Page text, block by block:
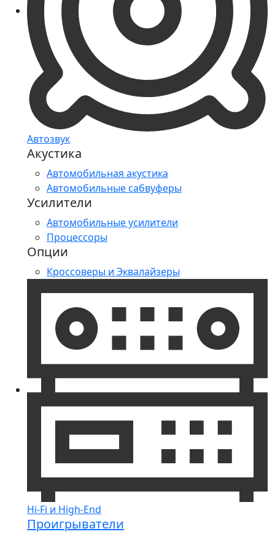
Автозвук
Акустика
Автомобильная акустика
Автомобильные сабвуферы
Усилители
Автомобильные усилители
Процессоры
Опции
Кроссоверы и Эквалайзеры
Hi-Fi и High-End
Проигрыватели